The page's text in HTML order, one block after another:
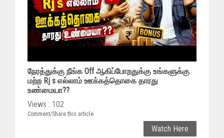
நேரத்துக்கு நீங்க Off ஆகிப்போறதுக்கு உங்களுக்கு
மற்ற Rj s எல்லாம் ஊக்கத்தொகை தாரது
உண்மையா??
Views : 102
Comment/Share this article
Watch Here